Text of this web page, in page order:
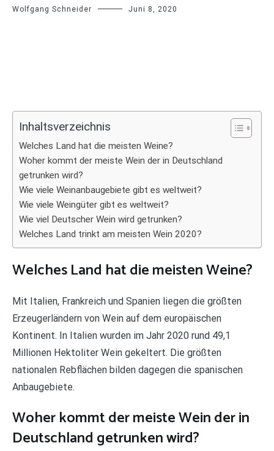
Wolfgang Schneider Juni 8, 2020
Inhaltsverzeichnis
Welches Land hat die meisten Weine?
Woher kommt der meiste Wein der in Deutschland
getrunken wird?
Wie viele Weinanbaugebiete gibt es weltweit?
Wie viele Weingüter gibt es weltweit?
Wie viel Deutscher Wein wird getrunken?
Welches Land trinkt am meisten Wein 2020?
Welches Land hat die meisten Weine?
Mit Italien, Frankreich und Spanien liegen die größten
Erzeugerländern von Wein auf dem europäischen
Kontinent. In Italien wurden im Jahr 2020 rund 49,1
Millionen Hektoliter Wein gekeltert. Die größten
nationalen Rebflächen bilden dagegen die spanischen
Anbaugebiete.
Woher kommt der meiste Wein der in
Deutschland getrunken wird?